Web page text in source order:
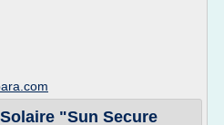
"Sun Secure